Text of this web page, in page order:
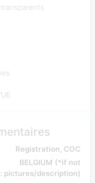
Registration, COC
BELGIUM (*if not
pictures/description)